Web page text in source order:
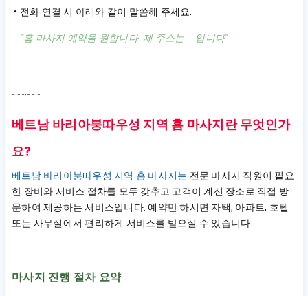
• 전화 연결 시 아래와 같이 말씀해 주세요:
"홈 마사지 예약을 원합니다. 제 주소는 … 입니다"
베트남 바리아붕따우성 지역 홈 마사지란 무엇인가
요?
베트남 바리아붕따우성 지역 홈 마사지는 전문 마사지 직원이 필요
한 장비와 서비스 절차를 모두 갖추고 고객이 계신 장소로 직접 방
문하여 제공하는 서비스입니다. 예약만 하시면 자택, 아파트, 호텔
또는 사무실에서 편리하게 서비스를 받으실 수 있습니다.
마사지 진행 절차 요약